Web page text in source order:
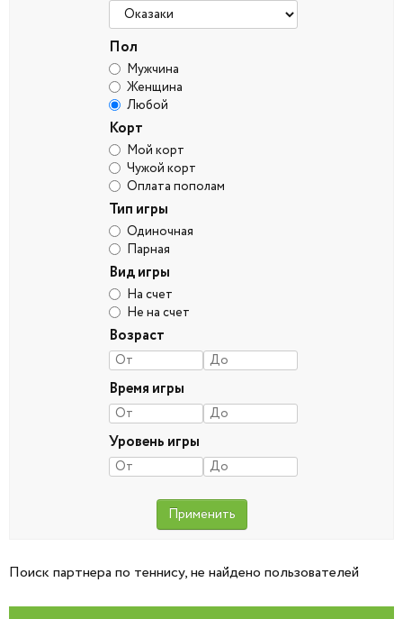
Пол
Мужчина
Женщина
Любой
Корт
Мой корт
Чужой корт
Оплата пополам
Тип игры
Одиночная
Парная
Вид игры
На счет
Не на счет
Возраст
Время игры
Уровень игры
Поиск партнера по теннису, не найдено пользователей